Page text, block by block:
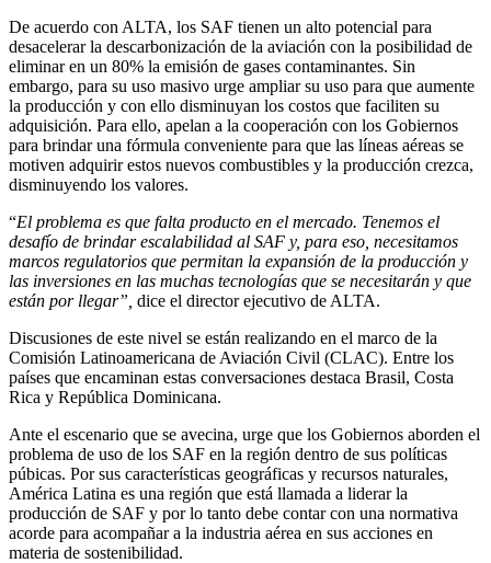
De acuerdo con ALTA, los SAF tienen un alto potencial para
desacelerar la descarbonización de la aviación con la posibilidad de
eliminar en un 80% la emisión de gases contaminantes. Sin
embargo, para su uso masivo urge ampliar su uso para que aumente
la producción y con ello disminuyan los costos que faciliten su
adquisición. Para ello, apelan a la cooperación con los Gobiernos
para brindar una fórmula conveniente para que las líneas aéreas se
motiven adquirir estos nuevos combustibles y la producción crezca,
disminuyendo los valores.
“El problema es que falta producto en el mercado. Tenemos el
desafío de brindar escalabilidad al SAF y, para eso, necesitamos
marcos regulatorios que permitan la expansión de la producción y
las inversiones en las muchas tecnologías que se necesitarán y que
están por llegar”, dice el director ejecutivo de ALTA.
Discusiones de este nivel se están realizando en el marco de la
Comisión Latinoamericana de Aviación Civil (CLAC). Entre los
países que encaminan estas conversaciones destaca Brasil, Costa
Rica y República Dominicana.
Ante el escenario que se avecina, urge que los Gobiernos aborden el
problema de uso de los SAF en la región dentro de sus políticas
púbicas. Por sus características geográficas y recursos naturales,
América Latina es una región que está llamada a liderar la
producción de SAF y por lo tanto debe contar con una normativa
acorde para acompañar a la industria aérea en sus acciones en
materia de sostenibilidad.